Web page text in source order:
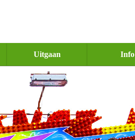
Uitgaan Info